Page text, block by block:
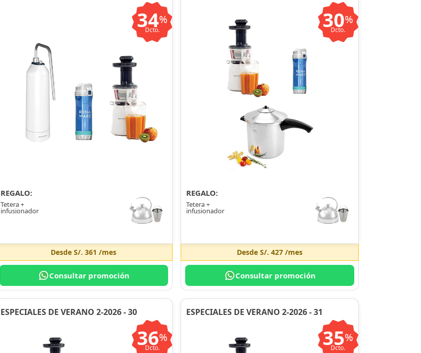
34%
Dcto.
REGALO:
Tetera +
infusionador
DesdeS/. 361 /mes
Consultar promoción
30%
Dcto.
REGALO:
Tetera +
infusionador
DesdeS/. 427 /mes
Consultar promoción
ESPECIALES DE VERANO 2-2026 - 30
36%
Dcto.
ESPECIALES DE VERANO 2-2026 - 31
35%
Dcto.